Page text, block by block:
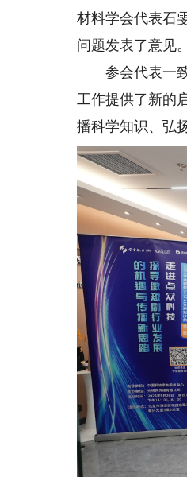
材料学会代表石
问题发表了意见。
参会代表一致
工作提供了新的
播科学知识、弘